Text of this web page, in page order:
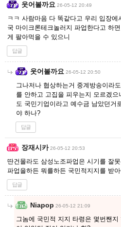
웃어볼까요 26-05-12 20:49
ㅋㅋ 사람마음 다 똑같다고 우리 입장
국 마이크론테크놀러지 파업한다고 하
게 팔아먹을 수 있으니
답글
웃어볼까요 26-05-12 20:50
그나저나 협상하는거 중계방송이라
를 안하고 고집을 피우는지 모르겠
도 국민기업이라고 예수금 남았던거
야 하나?
답글
장재시카 26-05-12 20:53
딴건몰라도 삼성노조파업은 시기를 잘
파업을하든 뭐를하든 국민적지지를 받
답글
Niapop 26-05-12 21:09
그놈에 국민적 지지 타령은 몇번짼